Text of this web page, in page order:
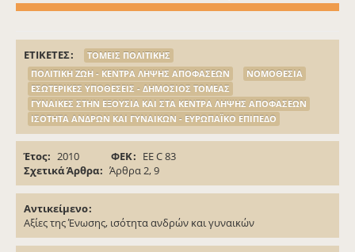
ΕΤΙΚΕΤΕΣ
ΤΟΜΕΙΣ ΠΟΛΙΤΙΚΗΣ
ΠΟΛΙΤΙΚΗ ΖΩΗ - ΚΕΝΤΡΑ ΛΗΨΗΣ ΑΠΟΦΑΣΕΩΝ
ΝΟΜΟΘΕΣΙΑ
ΕΣΩΤΕΡΙΚΕΣ ΥΠΟΘΕΣΕΙΣ - ΔΗΜΟΣΙΟΣ ΤΟΜΕΑΣ
ΓΥΝΑΙΚΕΣ ΣΤΗΝ ΕΞΟΥΣΙΑ ΚΑΙ ΣΤΑ ΚΕΝΤΡΑ ΛΗΨΗΣ ΑΠΟΦΑΣΕΩΝ
ΙΣΟΤΗΤΑ ΑΝΔΡΩΝ ΚΑΙ ΓΥΝΑΙΚΩΝ - ΕΥΡΩΠΑΪΚΟ ΕΠΙΠΕΔΟ
Έτος 2010 ΦΕΚ
EE C 83
Σχετικά Άρθρα
Άρθρα 2, 9
Αντικείμενο
Αξίες της Ένωσης, ισότητα ανδρών και γυναικών